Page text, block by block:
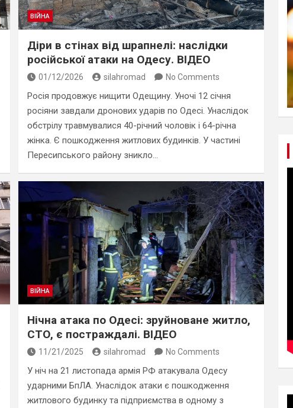
ВІЙНА
Діри в стінах від шрапнелі: наслідки
російської атаки на Одесу. ВІДЕО
01/12/2026 silahromad No Comments
Росія продовжує нищити Одещину. Уночі 12 січня
росіяни завдали дронових ударів по Одесі. Унаслідок
обстрілу травмувалися 40-річний чоловік і 64-річна
жінка. Є пошкодження житлових будинків. У частині
Пересипського району зникло…
ВІЙНА
Нічна атака по Одесі: зруйноване житло,
СТО, є постраждалі. ВІДЕО
11/21/2025 silahromad No Comments
У ніч на 21 листопада армія РФ атакувала Одесу
ударними БпЛА. Унаслідок атаки є пошкодження
житлового будинку та підприємства в одному з